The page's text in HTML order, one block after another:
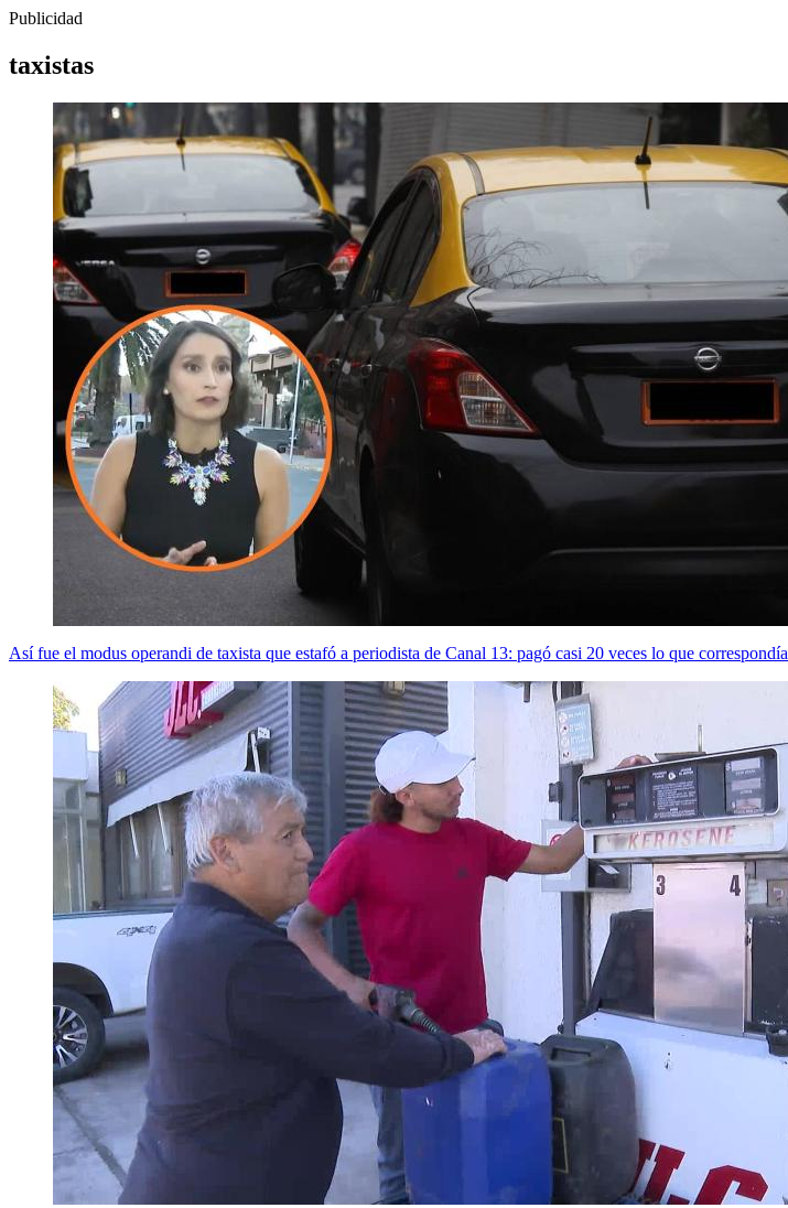
Publicidad
taxistas
Así fue el modus operandi de taxista que estafó a periodista de Canal 13: pagó casi 20 veces lo que correspondía